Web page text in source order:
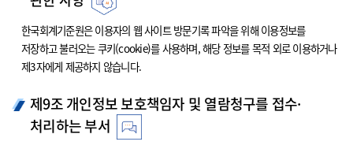
한국회계기준원은 이용자의 웹 사이트 방문기록 파악을 위해 이용정보를
저장하고 불러오는 쿠키(cookie)를 사용하며, 해당 정보를 목적 외로 이용하거나
제3자에게 제공하지 않습니다.
제9조 개인정보 보호책임자 및 열람청구를 접수·
처리하는 부서